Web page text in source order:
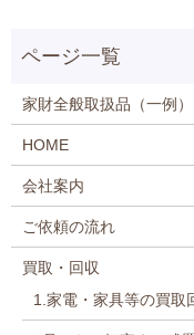
家財全般取扱品（一例）
HOME
会社案内
ご依頼の流れ
買取・回収
1.家電・家具等の買取